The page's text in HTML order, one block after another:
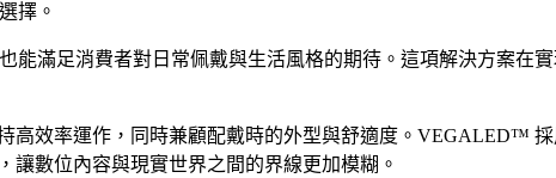
擇。
滿足消費者對日常佩戴與生活風格的期待。這項解決方案在
效率運作，同時兼顧配戴時的外型與舒適度。VEGALED™
數位內容與現實世界之間的界線更加模糊。